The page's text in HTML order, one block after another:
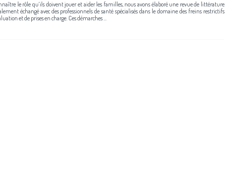
le rôle qu’ils doivent jouer et aider les familles, nous avons élaboré une revue de littérature
échangé avec des professionnels de santé spécialisés dans le domaine des freins restrictifs
et de prises en charge. Ces démarches ...